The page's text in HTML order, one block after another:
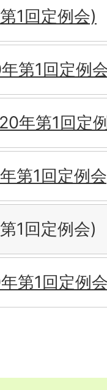
1回定例会)
第1回定例
年第1回定
第1回定例
1回定例会)
第1回定例